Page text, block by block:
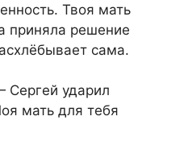
Твоя мать
приняла решение
сама.
ударил
мать для тебя